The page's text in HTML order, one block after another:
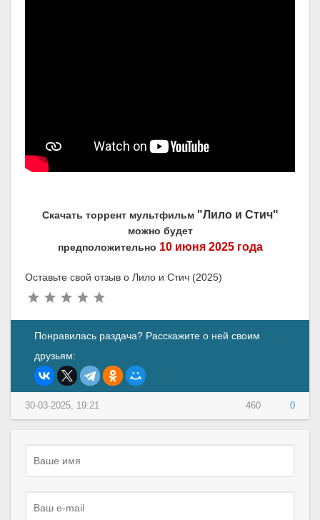
Скачать торрент мультфильм "Лило и Стич"
можно будет
предположительно 10 июня 2025 года
Оставьте свой отзыв о Лило и Стич (2025)
Понравилась раздача? Расскажите о ней своим
друзьям:
460 0
30-03-2025, 19:21